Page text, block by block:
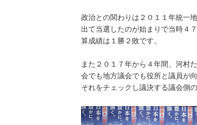
政治との関わりは２０１１年統一
出て当選したのが始まりで当時４
算成績は１勝２敗です。
また２０１７年から４年間、河村
会でも地方議会でも役所と議員が
それをチェックし議決する議会側